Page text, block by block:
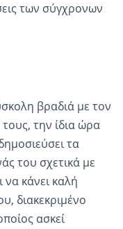
των σύγχρονων
βραδιά με τον
την ίδια ώρα
τα
του σχετικά με
κάνει καλή
διακεκριμένο
ασκεί